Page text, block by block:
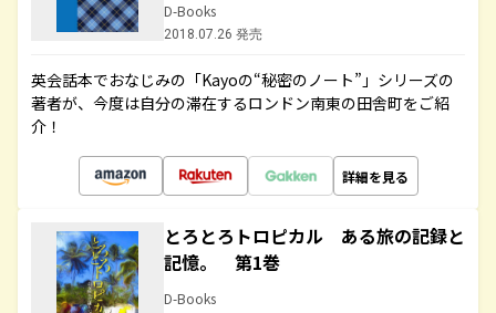
D-Books
2018.07.26 発売
英会話本でおなじみの「Kayoの“秘密のノート”」シリーズの
著者が、今度は自分の滞在するロンドン南東の田舎町をご紹
介！
詳細を見る
とろとろトロピカル ある旅の記録と
記憶。 第1巻
D-Books